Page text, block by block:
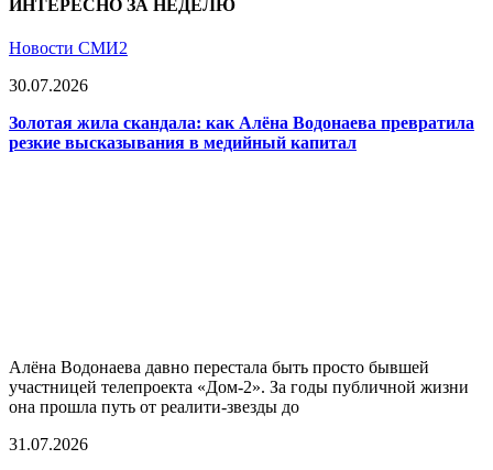
ИНТЕРЕСНО ЗА НЕДЕЛЮ
Новости СМИ2
30.07.2026
Золотая жила скандала: как Алёна Водонаева превратила
резкие высказывания в медийный капитал
Алёна Водонаева давно перестала быть просто бывшей
участницей телепроекта «Дом-2». За годы публичной жизни
она прошла путь от реалити-звезды до
31.07.2026